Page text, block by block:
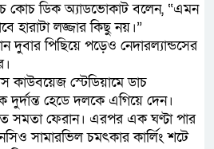
কোচ ডিক অ্যাডভোকাট বলেন, “এমন
হারাটা লজ্জার কিছু নয়।”
দুবার পিছিয়ে পড়েও নেদারল্যান্ডসের
কাউবয়েজ স্টেডিয়ামে ডাচ
হেডে দলকে এগিয়ে দেন।
সমতা ফেরান। এরপর এক ঘণ্টা পার
সামারভিল চমৎকার কার্লিং শটে